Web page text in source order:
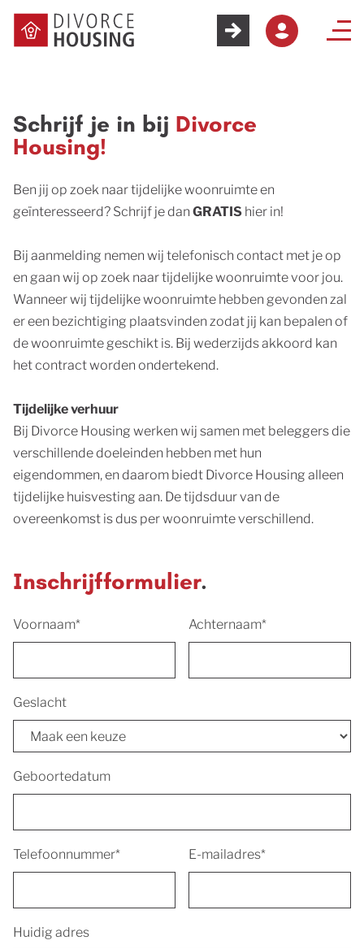
Schrijf je in bij Divorce
Housing!
Ben jij op zoek naar tijdelijke woonruimte en
geïnteresseerd? Schrijf je dan GRATIS hier in!
Bij aanmelding nemen wij telefonisch contact met je op
en gaan wij op zoek naar tijdelijke woonruimte voor jou.
Wanneer wij tijdelijke woonruimte hebben gevonden zal
er een bezichtiging plaatsvinden zodat jij kan bepalen of
de woonruimte geschikt is. Bij wederzijds akkoord kan
het contract worden ondertekend.
Tijdelijke verhuur
Bij Divorce Housing werken wij samen met beleggers die
verschillende doeleinden hebben met hun
eigendommen, en daarom biedt Divorce Housing alleen
tijdelijke huisvesting aan. De tijdsduur van de
overeenkomst is dus per woonruimte verschillend.
Inschrijfformulier.
Voornaam* Achternaam*
Geslacht
Geboortedatum
Telefoonnummer* E-mailadres*
Huidig adres